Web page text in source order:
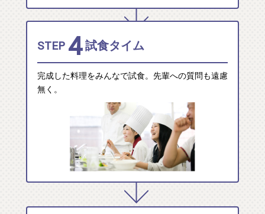
STEP 4 試食タイム
完成した料理をみんなで試食。先輩への質問も遠慮
無く。